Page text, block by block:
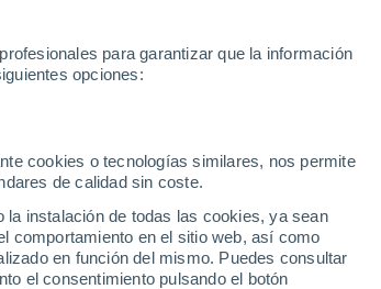
para garantizar que la información
opciones:
cookies o tecnologías similares, nos permite
de calidad sin coste.
la instalación de todas las cookies, ya sean
comportamiento en el sitio web, así como
en función del mismo. Puedes consultar
el consentimiento pulsando el botón